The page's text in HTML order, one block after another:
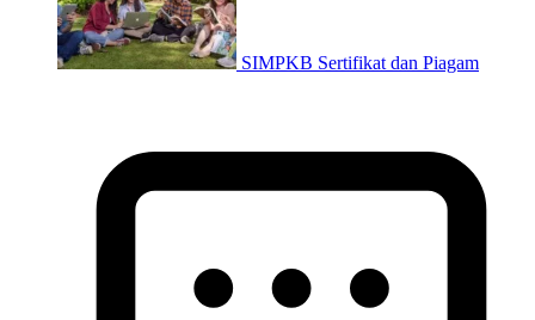
SIMPKB Sertifikat dan Piagam